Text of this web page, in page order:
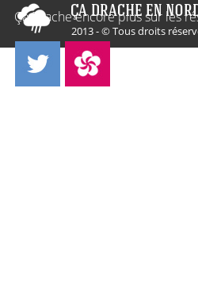
2013 - © Tous droits
Ça Drache encore plus sur les